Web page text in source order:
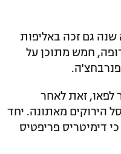
בלגרד ב-1992, כאשר באותה שנה גם זכה באליפות
חמש מתוכן על
לפאו, זאת לאחר
הירוקים מאתונה. יחד
דימיטריס פריפטיס